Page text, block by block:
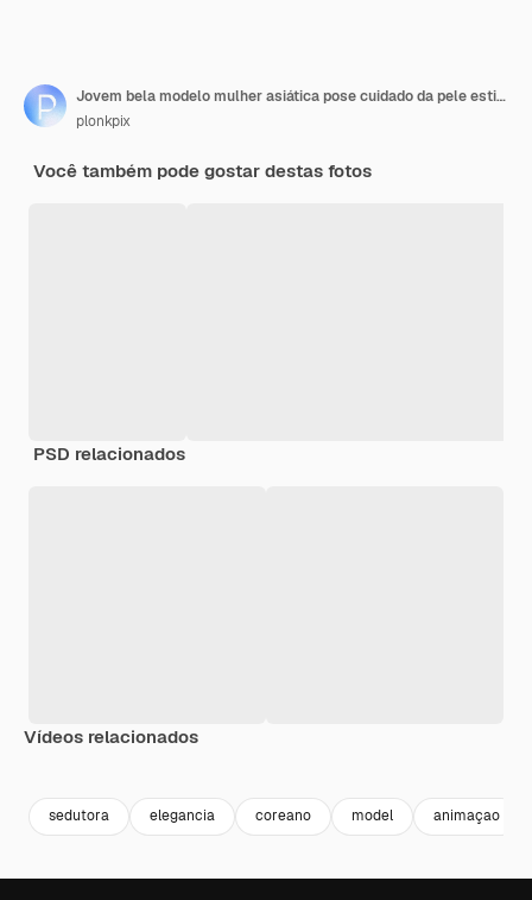
Jovem bela modelo mulher asiática pose cuidado da pele estilo de moda sessão de fotos maquiagem coreana close-up
plonkpix
Você também pode gostar destas fotos
PSD relacionados
Vídeos relacionados
sedutora elegancia coreano model animaçao